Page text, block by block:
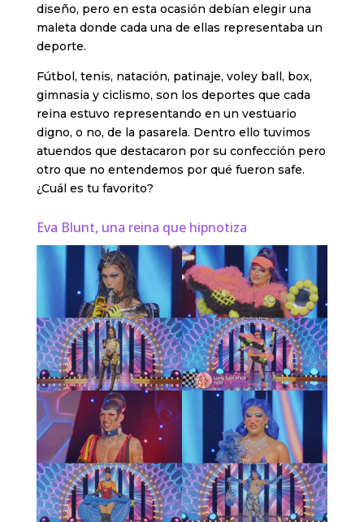
diseño, pero en esta ocasión debían elegir una
maleta donde cada una de ellas representaba un
deporte.
Fútbol, tenis, natación, patinaje, voley ball, box,
gimnasia y ciclismo, son los deportes que cada
reina estuvo representando en un vestuario
digno, o no, de la pasarela. Dentro ello tuvimos
atuendos que destacaron por su confección pero
otro que no entendemos por qué fueron safe.
¿Cuál es tu favorito?
Eva Blunt, una reina que hipnotiza